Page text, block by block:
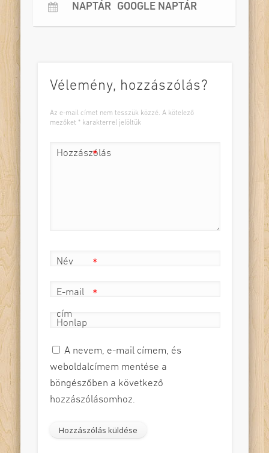
NAPTÁR GOOGLE NAPTÁR
Vélemény, hozzászólás?
Az e-mail címet nem tesszük közzé. A kötelező
mezőket * karakterrel jelöltük
Hozzászólás
*
Név *
E-mail
cím
*
Honlap
A nevem, e-mail címem, és
weboldalcímem mentése a
böngészőben a következő
hozzászólásomhoz.